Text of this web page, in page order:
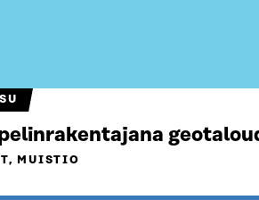
MUISTIO